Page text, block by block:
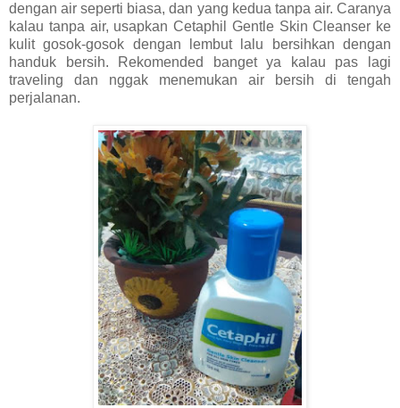
dengan air seperti biasa, dan yang kedua tanpa air. Caranya
kalau tanpa air, usapkan Cetaphil Gentle Skin Cleanser ke
kulit gosok-gosok dengan lembut lalu bersihkan dengan
handuk bersih. Rekomended banget ya kalau pas lagi
traveling dan nggak menemukan air bersih di tengah
perjalanan.